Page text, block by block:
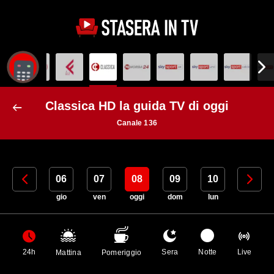
Classica HD la guida TV di oggi
Canale 136
05 06
gio
07
ven
08
oggi
09
dom
10
lun
11
24h Mattina Pomeriggio Sera Notte Live